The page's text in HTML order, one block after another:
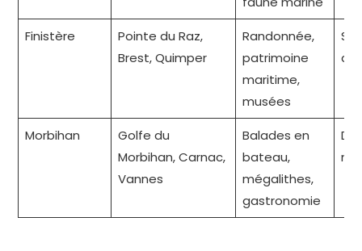
Finistère
Pointe du Raz,
Brest, Quimper
Randonnée,
patrimoine
maritime,
musées
Morbihan
Golfe du
Morbihan, Carnac,
Vannes
Balades en
bateau,
mégalithes,
gastronomie